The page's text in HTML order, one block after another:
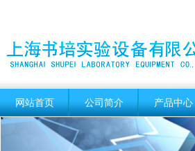
网站首页 公司简介 产品中心